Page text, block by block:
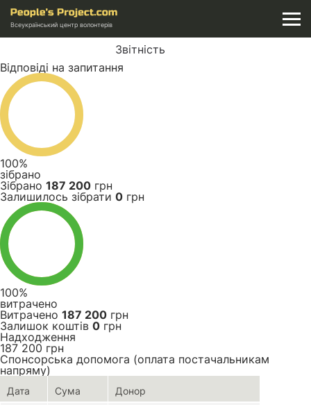
Всеукраїнський центр волонтерів
Звітність
Відповіді на запитання
100%
зібрано
Зібрано 187 200 грн
Залишилось зібрати 0 грн
100%
витрачено
Витрачено 187 200 грн
Залишок коштів 0 грн
Надходження
187 200 грн
Спонсорська допомога (оплата постачальникам
напряму)
Дата Сума Донор